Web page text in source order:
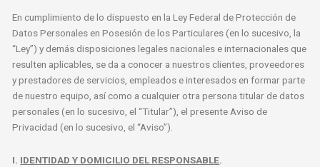
En cumplimiento de lo dispuesto en la Ley Federal de Protección de
Datos Personales en Posesión de los Particulares (en lo sucesivo, la
“Ley”) y demás disposiciones legales nacionales e internacionales que
resulten aplicables, se da a conocer a nuestros clientes, proveedores
y prestadores de servicios, empleados e interesados en formar parte
de nuestro equipo, así como a cualquier otra persona titular de datos
personales (en lo sucesivo, el “Titular”), el presente Aviso de
Privacidad (en lo sucesivo, el “Aviso”).
I. IDENTIDAD Y DOMICILIO DEL RESPONSABLE.